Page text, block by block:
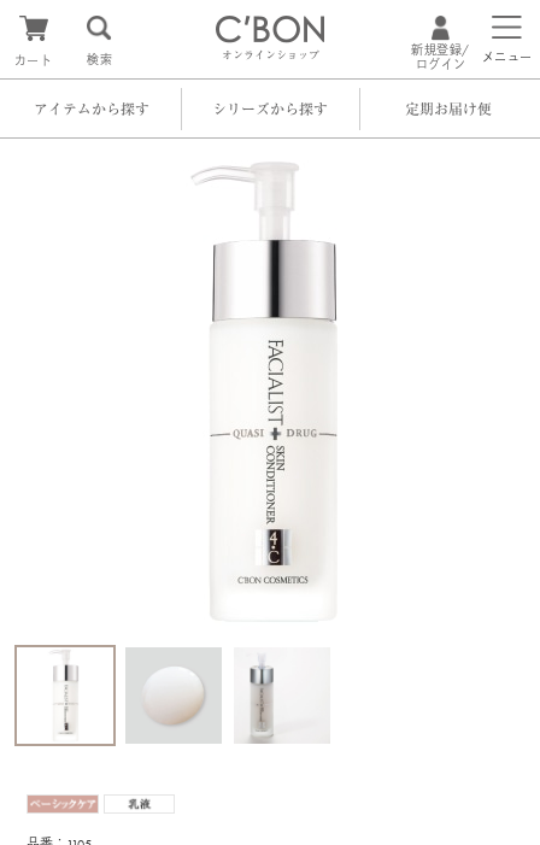
オンラインショップ
カート 検索
新規登録/
ログイン
メニュー
アイテムから探す シリーズから探す 定期お届け便